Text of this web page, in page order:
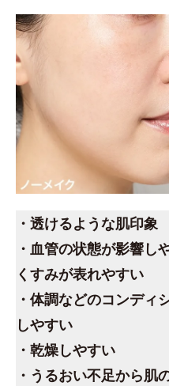
・透けるような肌印象
・血管の状態が影響し
くすみが表れやすい
・体調などのコンディ
しやすい
・乾燥しやすい
・うるおい不足から肌